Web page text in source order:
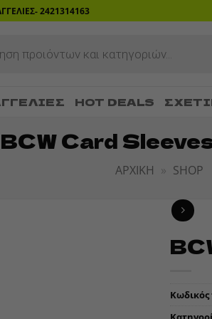
2421314163
HOT DEALS
BCW Card
ΑΡΧΙΚΉ » SHOP
Κωδικός